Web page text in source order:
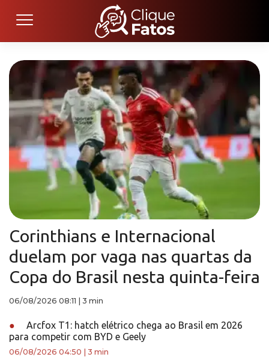
Corinthians e Internacional
duelam por vaga nas quartas da
Copa do Brasil nesta quinta-feira
06/08/2026 08:11 3 min
●
Arcfox T1: hatch elétrico chega ao Brasil em 2026
para competir com BYD e Geely
06/08/2026 04:50 3 min